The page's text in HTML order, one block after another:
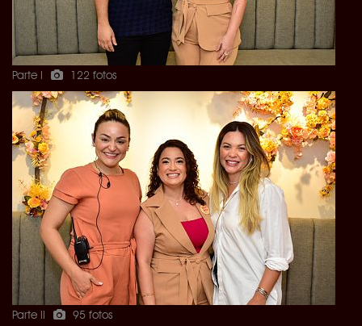
Parte I 122 fotos
Parte II 95 fotos